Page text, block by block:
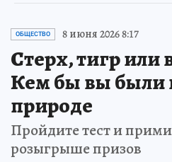
ОБЩЕСТВО 8 июня 2026 8:17
Стерх, тигр или
Кем бы вы были
природе
Пройдите тест и
розыгрыше призов